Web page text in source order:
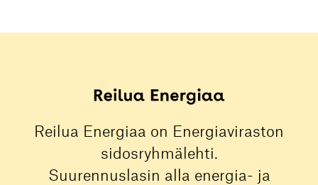
Reilua Energiaa on Energiaviraston
sidosryhmälehti.
Suurennuslasin alla energia- ja